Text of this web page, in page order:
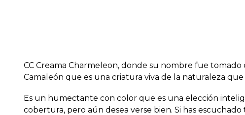
CC Creama Charmeleon, donde su nombre fue
Camaleón que es una criatura viva de la naturaleza
Es un humectante con color que es una elección
cobertura, pero aún desea verse bien. Si has